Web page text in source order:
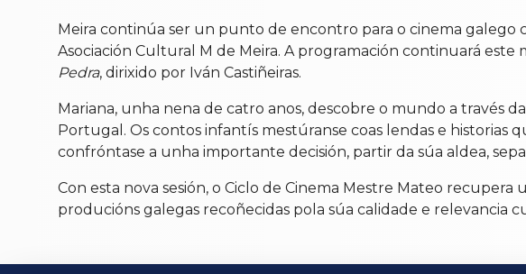
Meira continúa ser un punto de encontro para o cinema galego
Asociación Cultural M de Meira. A programación continuará este
Pedra, dirixido por Iván Castiñeiras.
Mariana, unha nena de catro anos, descobre o mundo a través
Portugal. Os contos infantís mestúranse coas lendas e historias
confróntase a unha importante decisión, partir da súa aldea,
Con esta nova sesión, o Ciclo de Cinema Mestre Mateo
producións galegas recoñecidas pola súa calidade e relevancia